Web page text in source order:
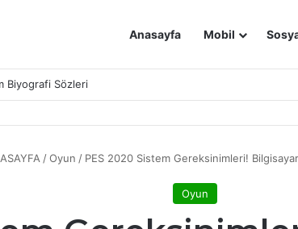
Anasayfa Mobil
Biyografi Sözleri
/ Oyun / PES 2020 Sistem Gereksinimleri!
Oyun